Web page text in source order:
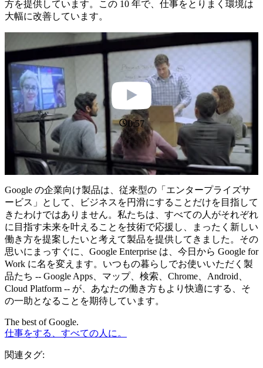
方を提供しています。この 10 年で、仕事をとりまく環境は
大幅に改善しています。
0:57
Google の企業向け製品は、従来型の「エンタープライズサ
ービス」として、ビジネスを円滑にすることだけを目指して
きたわけではありません。私たちは、すべての人がそれぞれ
に目指す未来を叶えることを技術で応援し、まったく新しい
働き方を提案したいと考えて製品を提供してきました。その
思いにまっすぐに、Google Enterprise は、今日から Google for
Work に名を変えます。いつもの暮らしでお使いいただく製
品たち -- Google Apps、マップ、検索、Chrome、Android、
Cloud Platform -- が、あなたの働き方もより快適にする、そ
の一助となることを期待しています。
The best of Google.
仕事をする、すべての人に。
関連タグ: